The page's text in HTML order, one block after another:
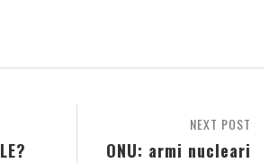
NEXT POST
ONU: armi nucleari